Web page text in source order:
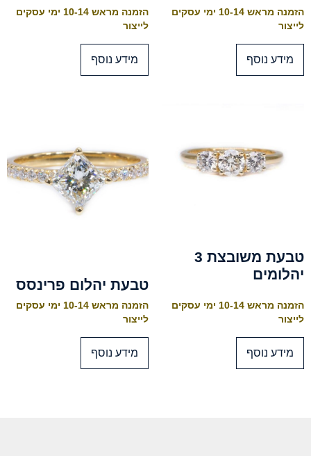
הזמנה מראש 10-14 ימי עסקים
לייצור
מידע נוסף
הזמנה מראש 10-14 ימי עסקים
לייצור
מידע נוסף
טבעת משובצת 3
יהלומים
הזמנה מראש 10-14 ימי עסקים
לייצור
מידע נוסף
טבעת יהלום פרינסס
הזמנה מראש 10-14 ימי עסקים
לייצור
מידע נוסף